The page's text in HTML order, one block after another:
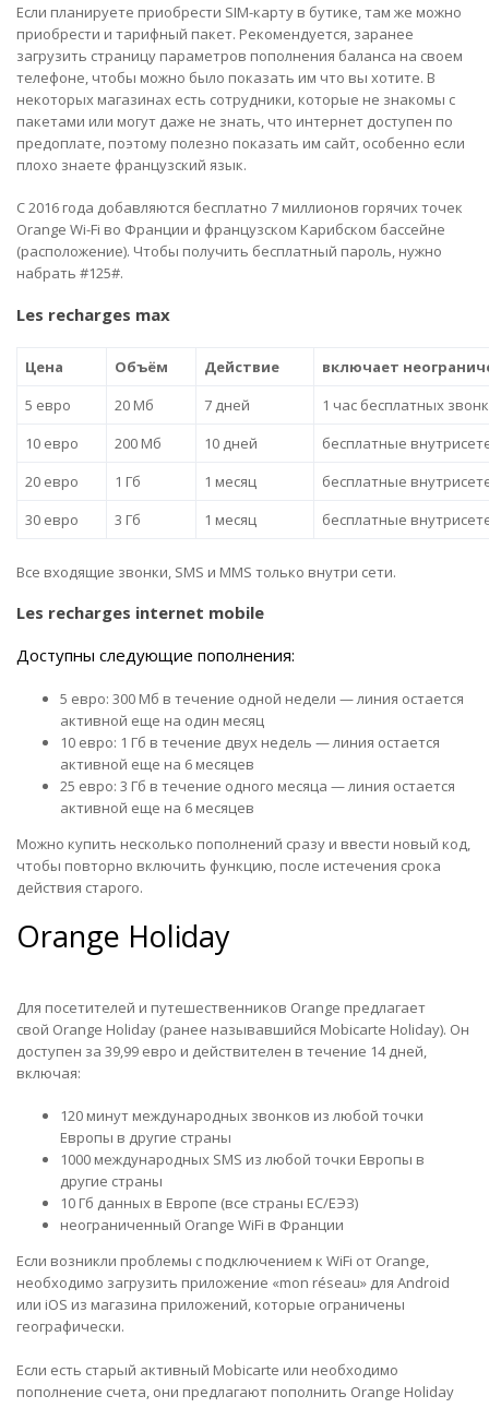
Если планируете приобрести SIM-карту в бутике, там же можно
приобрести и тарифный пакет. Рекомендуется, заранее
загрузить страницу параметров пополнения баланса на своем
телефоне, чтобы можно было показать им что вы хотите. В
некоторых магазинах есть сотрудники, которые не знакомы с
пакетами или могут даже не знать, что интернет доступен по
предоплате, поэтому полезно показать им сайт, особенно если
плохо знаете французский язык.
С 2016 года добавляются бесплатно 7 миллионов горячих точек
Orange Wi-Fi во Франции и французском Карибском бассейне
(расположение). Чтобы получить бесплатный пароль, нужно
набрать #125#.
Les recharges max
Цена Объём Действие
включает
5 евро
20 Мб 7 дней
1 час бесплатных
10 евро
200 Мб 10 дней
бесплатные
20 евро
1 Гб 1 месяц
бесплатные
30 евро
3 Гб 1 месяц бесплатные
Все входящие звонки, SMS и MMS только внутри сети.
Les recharges internet mobile
Доступны следующие пополнения:
5 евро: 300 Мб в течение одной недели — линия остается
активной еще на один месяц
10 евро: 1 Гб в течение двух недель — линия остается
активной еще на 6 месяцев
25 евро: 3 Гб в течение одного месяца — линия остается
активной еще на 6 месяцев
Можно купить несколько пополнений сразу и ввести новый код,
чтобы повторно включить функцию, после истечения срока
действия старого.
Orange Holiday
Для посетителей и путешественников Orange предлагает
свой Orange Holiday (ранее называвшийся Mobicarte Holiday). Он
доступен за 39,99 евро и действителен в течение 14 дней,
включая:
120 минут международных звонков из любой точки
Европы в другие страны
1000 международных SMS из любой точки Европы в
другие страны
10 Гб данных в Европе (все страны ЕС/ЕЭЗ)
неограниченный Orange WiFi в Франции
Если возникли проблемы с подключением к WiFi от Orange,
необходимо загрузить приложение «mon réseau» для Android
или iOS из магазина приложений, которые ограничены
географически.
Если есть старый активный Mobicarte или необходимо
пополнение счета, они предлагают пополнить Orange Holiday